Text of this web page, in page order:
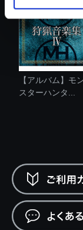
【アルバム】モ
スターハンタ...